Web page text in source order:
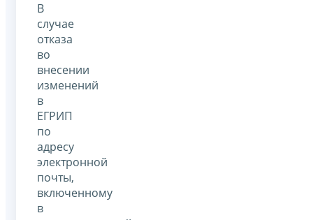
В
случае
отказа
во
внесении
изменений
в
ЕГРИП
по
адресу
электронной
почты,
включенному
в